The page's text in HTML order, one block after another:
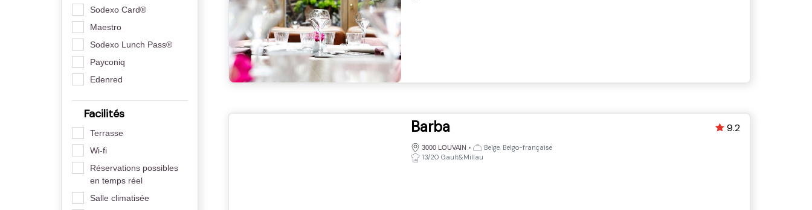
Sodexo Card®
Maestro
Sodexo Lunch Pass®
Payconiq
Edenred
Facilités
Terrasse
Wi-fi
Réservations possibles
en temps réel
Salle climatisée
Barba
3000 LOUVAIN •
Belge, Belgo-française
13/20 Gault&Millau
9.2